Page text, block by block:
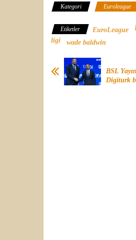
Kategori Euroleague
Etiketler EuroLeague
ligi
wade baldwin
BSL
Digiturk